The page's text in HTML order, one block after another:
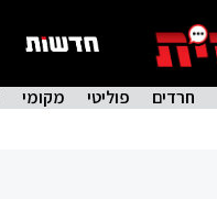
חרדים פוליטי מקומי